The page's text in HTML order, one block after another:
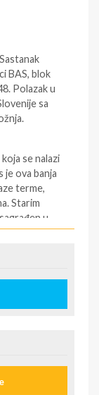
BAS, blok
Polazak u
sa
se nalazi
je ova banja
terme,
Starim
u
videti grb
-
i